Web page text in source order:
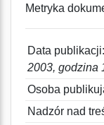
Metryka
Data
2003, godzina
Osoba
Nadzór nad